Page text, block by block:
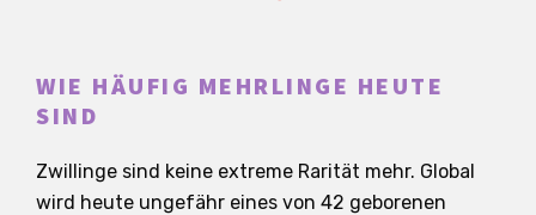
WIE HÄUFIG MEHRLINGE HEUTE
SIND
Zwillinge sind keine extreme Rarität mehr. Global
wird heute ungefähr eines von 42 geborenen